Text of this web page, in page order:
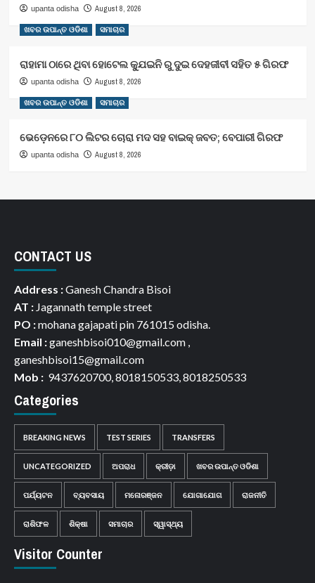
upanta odisha August 8, 2026
ଖବର ଉପାନ୍ତ ଓଡିଶା ସମାଚାର
ରାହାମା ଠାରେ ଥିବା ହୋଟେଲ କ୍ଯୁଇନି ରୁ ଦୁଇ ଦେହଜୀବୀ ସହିତ ୫ ଗିରଫ
upanta odisha August 8, 2026
ଖବର ଉପାନ୍ତ ଓଡିଶା ସମାଚାର
ଭେଡ଼େନରେ ୮୦ ଲିଟର ଚୋରା ମଦ ସହ ବାଇକ୍ ଜବତ; ବେପାରୀ ଗିରଫ
upanta odisha August 8, 2026
CONTACT US
Address :Ganesh Chandra Bisoi
AT : Jagannath temple street
PO :mohana gajapati pin 761015 odisha.
Email :ganeshbisoi010@gmail.com ,
ganeshbisoi15@gmail.com
Mob : 9437620700, 8018150533, 8018250533
Categories
BREAKING NEWS TEST SERIES TRANSFERS
UNCATEGORIZED ଅପରାଧ କ୍ରୀଡ଼ା ଖବର ଉପାନ୍ତ ଓଡିଶା
ପର୍ଯ୍ୟଟନ ବ୍ୟବସାୟ ମନୋରଞ୍ଜନ ଯୋଗାଯୋଗ ରାଜନୀତି
ରାଶିଫଳ ଶିକ୍ଷା ସମାଚାର ସ୍ୱାସ୍ଥ୍ୟ
Visitor Counter